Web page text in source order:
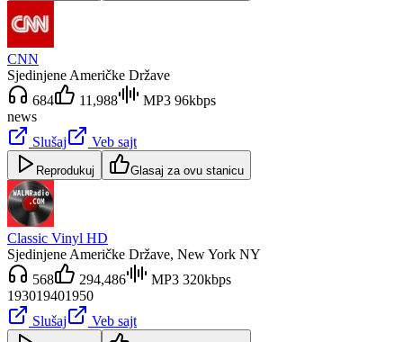
CNN
Sjedinjene Američke Države
684
11,988
MP3 96kbps
news
Slušaj
Veb sajt
Reprodukuj Glasaj za ovu stanicu
Classic Vinyl HD
Sjedinjene Američke Države, New York NY
568
294,486
MP3 320kbps
193019401950
Slušaj
Veb sajt